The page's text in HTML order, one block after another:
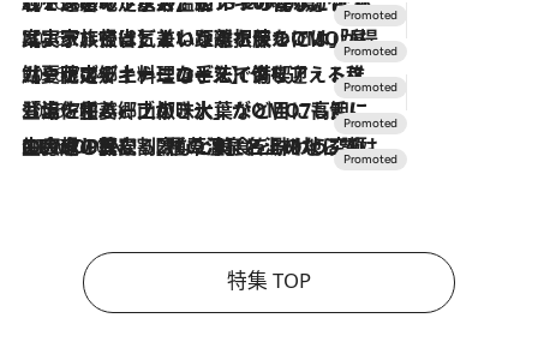
2026.7.31
【ホテル帰省】という選択肢をOMOが提案。家族とほどよい距離を保つには「昼は実家、夜は気兼ねなくホテルで！」
2026.7.24
【夏限定ディナーコース】旬を迎える稚鮎や花ズッキーニなどをイタリア・トスカーナの郷土料理の手法で満喫！
2026.7.17
「土佐和ハーブかき氷」がOMO7高知に登場！生姜、山椒、大葉など目にも舌にも涼を呼ぶ郷土の味
2026.7.10
NEW OPEN！【界 草津】名湯の地に誕生。趣の異なる2種の温泉と上州ならではの会席・蕎麦割烹など美食を味わう究極の癒やし旅
特集 TOP